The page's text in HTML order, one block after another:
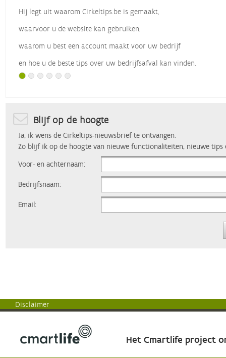
Hij legt uit waarom Cirkeltips.be is gemaakt,
waarvoor u de website kan gebruiken,
waarom u best een account maakt voor uw bedrijf
en hoe u de beste tips over uw bedrijfsafval kan vinden.
Blijf op de hoogte
Ja, ik wens de Cirkeltips-nieuwsbrief te ontvangen.
Zo blijf ik op de hoogte van nieuwe functionaliteiten, nieuwe tips
Voor- en achternaam:
Bedrijfsnaam:
Email:
Disclaimer
Het Cmartlife project